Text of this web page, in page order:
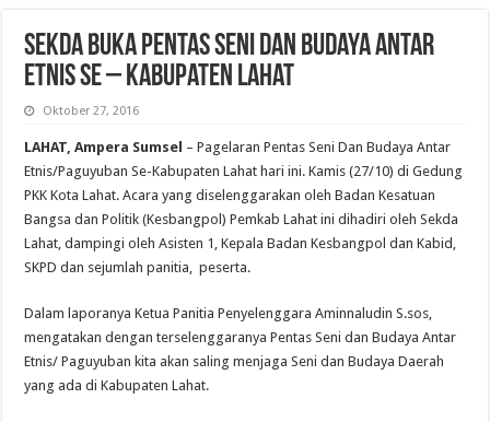
Sekda Buka Pentas Seni dan Budaya Antar
Etnis Se – Kabupaten Lahat
Oktober 27, 2016
LAHAT, Ampera Sumsel – Pagelaran Pentas Seni Dan Budaya Antar
Etnis/Paguyuban Se-Kabupaten Lahat hari ini. Kamis (27/10) di Gedung
PKK Kota Lahat. Acara yang diselenggarakan oleh Badan Kesatuan
Bangsa dan Politik (Kesbangpol) Pemkab Lahat ini dihadiri oleh Sekda
Lahat, dampingi oleh Asisten 1, Kepala Badan Kesbangpol dan Kabid,
SKPD dan sejumlah panitia, peserta.
Dalam laporanya Ketua Panitia Penyelenggara Aminnaludin S.sos,
mengatakan dengan terselenggaranya Pentas Seni dan Budaya Antar
Etnis/ Paguyuban kita akan saling menjaga Seni dan Budaya Daerah
yang ada di Kabupaten Lahat.